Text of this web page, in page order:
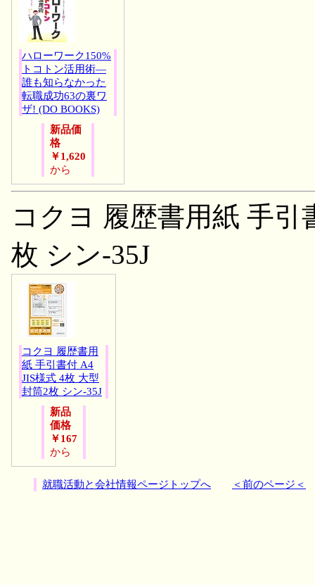
ハローワーク150%
トコトン活用術―
誰も知らなかった
転職成功63の裏ワ
ザ! (DO BOOKS)
新品価
格
￥1,620
から
コクヨ 履歴書用紙 手引
枚 シン-35J
コクヨ 履歴書用
紙 手引書付 A4
JIS様式 4枚 大型
封筒2枚 シン-35J
新品
価格
￥167
から
就職活動と会社情報ページトップへ ＜前のページ＜